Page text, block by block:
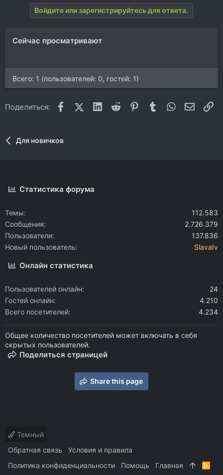
Войдите или зарегистрируйтесь для ответа.
Сейчас просматривают
Всего: 1 (пользователей: 0, гостей: 1)
Поделиться: FacebookX (Twitter)
LinkedIn
Reddit Pinterest
Tumblr WhatsApp
Для новичков
Статистика форума
Темы
112.583
Сообщения
2.726.379
Пользователи
137.836
Новый пользователь
SlavaIv
Онлайн статистика
Пользователей онлайн
24
Гостей онлайн
4.210
Всего посетителей
4.234
Общее количество посетителей может включать в себя
скрытых пользователей.
Поделиться страницей
Share this page
Темный
Обратная связь
Условия и правила
Политика конфиденциальности
Помощь Главная
R